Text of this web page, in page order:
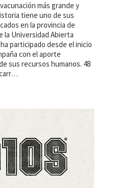
más grande y
tiene uno de sus
en la provincia de
la Universidad Abierta
participado desde el inicio
con el aporte
sus recursos humanos. 48